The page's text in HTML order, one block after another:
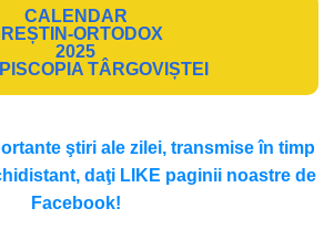
CALENDAR
ORTODOX
2025
TÂRGOVIȘTEI
ştiri ale zilei, transmise în timp
daţi LIKE paginii noastre de
Facebook!